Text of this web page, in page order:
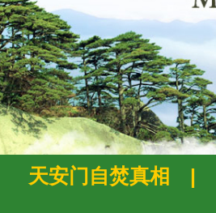
天安门自焚真相 |